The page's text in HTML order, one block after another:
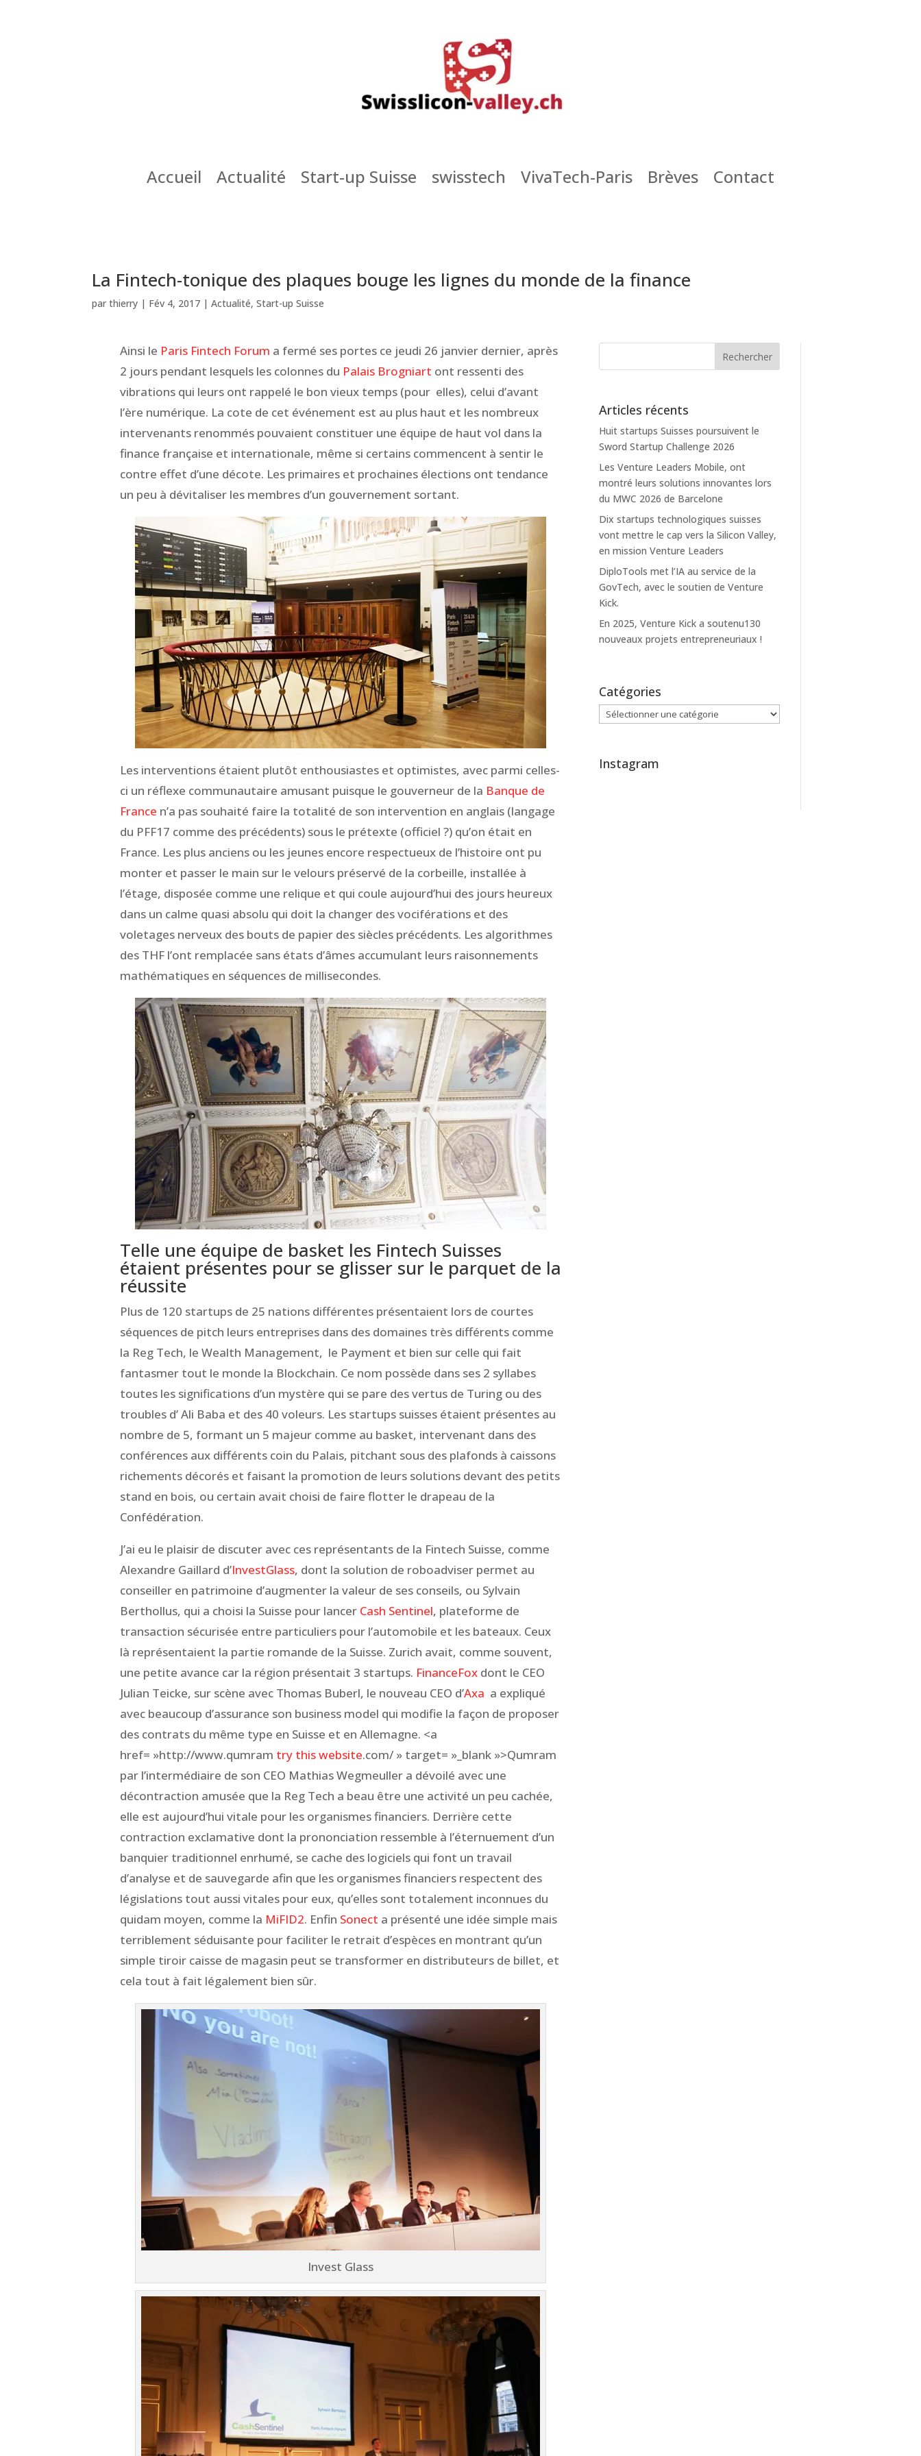
Accueil Actualité Start-up Suisse swisstech VivaTech-Paris Brèves Contact
La Fintech-tonique des plaques bouge les lignes du monde de la finance
parthierry | Fév 4, 2017 |Actualité,Start-up Suisse
Ainsi le Paris Fintech Forum a fermé ses portes ce jeudi 26 janvier dernier, après
2 jours pendant lesquels les colonnes du Palais Brogniart ont ressenti des
vibrations qui leurs ont rappelé le bon vieux temps (pour elles), celui d’avant
l’ère numérique. La cote de cet événement est au plus haut et les nombreux
intervenants renommés pouvaient constituer une équipe de haut vol dans la
finance française et internationale, même si certains commencent à sentir le
contre effet d’une décote. Les primaires et prochaines élections ont tendance
un peu à dévitaliser les membres d’un gouvernement sortant.
Les interventions étaient plutôt enthousiastes et optimistes, avec parmi celles-
ci un réflexe communautaire amusant puisque le gouverneur de la Banque de
France n’a pas souhaité faire la totalité de son intervention en anglais (langage
du PFF17 comme des précédents) sous le prétexte (officiel ?) qu’on était en
France. Les plus anciens ou les jeunes encore respectueux de l’histoire ont pu
monter et passer le main sur le velours préservé de la corbeille, installée à
l’étage, disposée comme une relique et qui coule aujourd’hui des jours heureux
dans un calme quasi absolu qui doit la changer des vociférations et des
voletages nerveux des bouts de papier des siècles précédents. Les algorithmes
des THF l’ont remplacée sans états d’âmes accumulant leurs raisonnements
mathématiques en séquences de millisecondes.
Telle une équipe de basket les Fintech Suisses
étaient présentes pour se glisser sur le parquet de la
réussite
Plus de 120 startups de 25 nations différentes présentaient lors de courtes
séquences de pitch leurs entreprises dans des domaines très différents comme
la Reg Tech, le Wealth Management, le Payment et bien sur celle qui fait
fantasmer tout le monde la Blockchain. Ce nom possède dans ses 2 syllabes
toutes les significations d’un mystère qui se pare des vertus de Turing ou des
troubles d’ Ali Baba et des 40 voleurs. Les startups suisses étaient présentes au
nombre de 5, formant un 5 majeur comme au basket, intervenant dans des
conférences aux différents coin du Palais, pitchant sous des plafonds à caissons
richements décorés et faisant la promotion de leurs solutions devant des petits
stand en bois, ou certain avait choisi de faire flotter le drapeau de la
Confédération.
J’ai eu le plaisir de discuter avec ces représentants de la Fintech Suisse, comme
Alexandre Gaillard d’InvestGlass, dont la solution de roboadviser permet au
conseiller en patrimoine d’augmenter la valeur de ses conseils, ou Sylvain
Berthollus, qui a choisi la Suisse pour lancer Cash Sentinel, plateforme de
transaction sécurisée entre particuliers pour l’automobile et les bateaux. Ceux
là représentaient la partie romande de la Suisse. Zurich avait, comme souvent,
une petite avance car la région présentait 3 startups. FinanceFox dont le CEO
Julian Teicke, sur scène avec Thomas Buberl, le nouveau CEO d’Axa a expliqué
avec beaucoup d’assurance son business model qui modifie la façon de proposer
des contrats du même type en Suisse et en Allemagne. <a
href= »http://www.qumram try this website.com/ » target= »_blank »>Qumram
par l’intermédiaire de son CEO Mathias Wegmeuller a dévoilé avec une
décontraction amusée que la Reg Tech a beau être une activité un peu cachée,
elle est aujourd’hui vitale pour les organismes financiers. Derrière cette
contraction exclamative dont la prononciation ressemble à l’éternuement d’un
banquier traditionnel enrhumé, se cache des logiciels qui font un travail
d’analyse et de sauvegarde afin que les organismes financiers respectent des
législations tout aussi vitales pour eux, qu’elles sont totalement inconnues du
quidam moyen, comme la MiFID2. Enfin Sonect a présenté une idée simple mais
terriblement séduisante pour faciliter le retrait d’espèces en montrant qu’un
simple tiroir caisse de magasin peut se transformer en distributeurs de billet, et
cela tout à fait légalement bien sûr.
Invest Glass
Articles récents
Huit startups Suisses poursuivent le
Sword Startup Challenge 2026
Les Venture Leaders Mobile, ont
montré leurs solutions innovantes lors
du MWC 2026 de Barcelone
Dix startups technologiques suisses
vont mettre le cap vers la Silicon Valley,
en mission Venture Leaders
DiploTools met l’IA au service de la
GovTech, avec le soutien de Venture
Kick.
En 2025, Venture Kick a soutenu130
nouveaux projets entrepreneuriaux !
Catégories
Catégories
Instagram